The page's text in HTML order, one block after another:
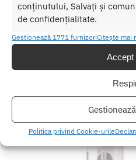
conținutului, Salvați și
de confidențialitate.
Gestionează 1771 furnizoriCitește mai
Accept
Politica privind Cookie-urile
Produse similare